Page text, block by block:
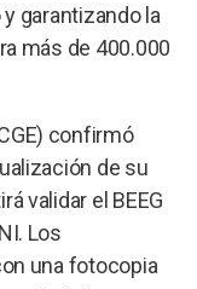
garantizando la
más de 400.000
confirmó
de su
validar el BEEG
Los
una fotocopia